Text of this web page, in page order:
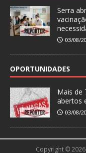
Serra
03/08/
OPORTUNIDADES
Mais de
abertos
03/08/
Copyright ©